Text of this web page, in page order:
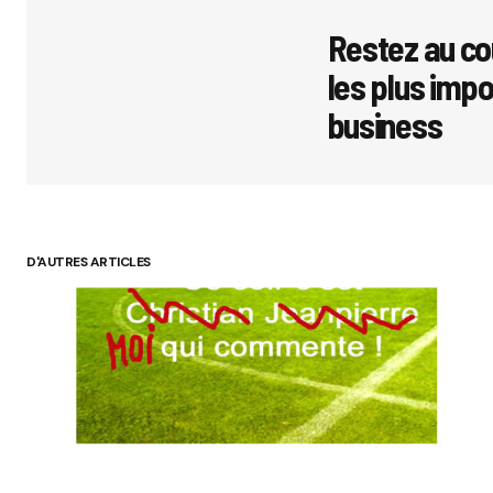
Comment*
Submit
Restez au
les plus
business
D'AUTRES ARTICLES